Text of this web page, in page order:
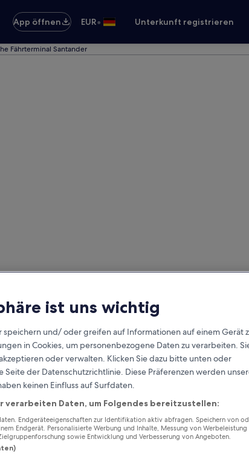
App öffnen
EUR• Unterkunft registrieren
Fährterminal Santander
Prämien für jede
Übernachtung
ist uns wichtig
speichern und/ oder greifen auf Informationen auf einem Gerät
in Cookies, um personenbezogene Daten zu verarbeiten.
oder verwalten. Klicken Sie dazu bitte unten oder
Seite der Datenschutzrichtlinie. Diese Präferenzen werden
keinen Einfluss auf Surfdaten.
verarbeiten Daten, um Folgendes bereitzustellen:
Endgeräteeigenschaften zur Identifikation aktiv abfragen. Speichern von
Endgerät. Personalisierte Werbung und Inhalte, Messung von Werbeleistung
sowie Entwicklung und Verbesserung von Angeboten.